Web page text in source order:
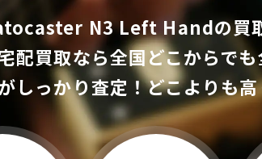
N3 Left Handの買取
配買取なら全国どこからでも
しっかり査定！どこよりも